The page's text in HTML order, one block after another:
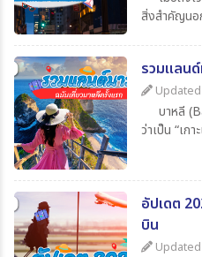
สิ่งสำคัญนอ
ว่าต่างจาก
นาฬิกาให้ตร
ตรงกับเมื
น่าสนใจเกี่ย
รวมแลน
บาหลี
ว่าเป็น “เก
สุด ๆ สำหรั
ไม่รู้จะเริ่ม
รวม แลนด์ม
อัปเดต
บิน